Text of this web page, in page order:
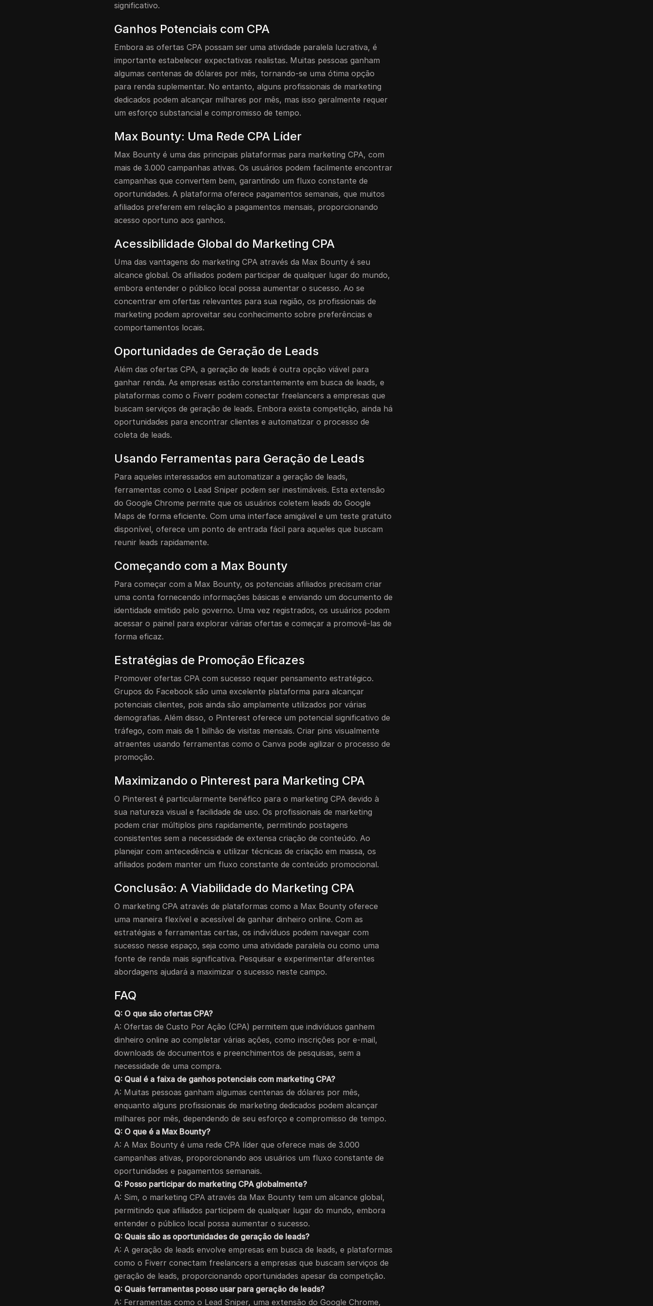
significativo.
Ganhos Potenciais com CPA
Embora as ofertas CPA possam ser uma atividade paralela lucrativa, é
importante estabelecer expectativas realistas. Muitas pessoas ganham
algumas centenas de dólares por mês, tornando-se uma ótima opção
para renda suplementar. No entanto, alguns profissionais de marketing
dedicados podem alcançar milhares por mês, mas isso geralmente requer
um esforço substancial e compromisso de tempo.
Max Bounty: Uma Rede CPA Líder
Max Bounty é uma das principais plataformas para marketing CPA, com
mais de 3.000 campanhas ativas. Os usuários podem facilmente encontrar
campanhas que convertem bem, garantindo um fluxo constante de
oportunidades. A plataforma oferece pagamentos semanais, que muitos
afiliados preferem em relação a pagamentos mensais, proporcionando
acesso oportuno aos ganhos.
Acessibilidade Global do Marketing CPA
Uma das vantagens do marketing CPA através da Max Bounty é seu
alcance global. Os afiliados podem participar de qualquer lugar do mundo,
embora entender o público local possa aumentar o sucesso. Ao se
concentrar em ofertas relevantes para sua região, os profissionais de
marketing podem aproveitar seu conhecimento sobre preferências e
comportamentos locais.
Oportunidades de Geração de Leads
Além das ofertas CPA, a geração de leads é outra opção viável para
ganhar renda. As empresas estão constantemente em busca de leads, e
plataformas como o Fiverr podem conectar freelancers a empresas que
buscam serviços de geração de leads. Embora exista competição, ainda há
oportunidades para encontrar clientes e automatizar o processo de
coleta de leads.
Usando Ferramentas para Geração de Leads
Para aqueles interessados em automatizar a geração de leads,
ferramentas como o Lead Sniper podem ser inestimáveis. Esta extensão
do Google Chrome permite que os usuários coletem leads do Google
Maps de forma eficiente. Com uma interface amigável e um teste gratuito
disponível, oferece um ponto de entrada fácil para aqueles que buscam
reunir leads rapidamente.
Começando com a Max Bounty
Para começar com a Max Bounty, os potenciais afiliados precisam criar
uma conta fornecendo informações básicas e enviando um documento de
identidade emitido pelo governo. Uma vez registrados, os usuários podem
acessar o painel para explorar várias ofertas e começar a promovê-las de
forma eficaz.
Estratégias de Promoção Eficazes
Promover ofertas CPA com sucesso requer pensamento estratégico.
Grupos do Facebook são uma excelente plataforma para alcançar
potenciais clientes, pois ainda são amplamente utilizados por várias
demografias. Além disso, o Pinterest oferece um potencial significativo de
tráfego, com mais de 1 bilhão de visitas mensais. Criar pins visualmente
atraentes usando ferramentas como o Canva pode agilizar o processo de
promoção.
Maximizando o Pinterest para Marketing CPA
O Pinterest é particularmente benéfico para o marketing CPA devido à
sua natureza visual e facilidade de uso. Os profissionais de marketing
podem criar múltiplos pins rapidamente, permitindo postagens
consistentes sem a necessidade de extensa criação de conteúdo. Ao
planejar com antecedência e utilizar técnicas de criação em massa, os
afiliados podem manter um fluxo constante de conteúdo promocional.
Conclusão: A Viabilidade do Marketing CPA
O marketing CPA através de plataformas como a Max Bounty oferece
uma maneira flexível e acessível de ganhar dinheiro online. Com as
estratégias e ferramentas certas, os indivíduos podem navegar com
sucesso nesse espaço, seja como uma atividade paralela ou como uma
fonte de renda mais significativa. Pesquisar e experimentar diferentes
abordagens ajudará a maximizar o sucesso neste campo.
FAQ
Q: O que são ofertas CPA?
A: Ofertas de Custo Por Ação (CPA) permitem que indivíduos ganhem
dinheiro online ao completar várias ações, como inscrições por e-mail,
downloads de documentos e preenchimentos de pesquisas, sem a
necessidade de uma compra.
Q: Qual é a faixa de ganhos potenciais com marketing CPA?
A: Muitas pessoas ganham algumas centenas de dólares por mês,
enquanto alguns profissionais de marketing dedicados podem alcançar
milhares por mês, dependendo de seu esforço e compromisso de tempo.
Q: O que é a Max Bounty?
A: A Max Bounty é uma rede CPA líder que oferece mais de 3.000
campanhas ativas, proporcionando aos usuários um fluxo constante de
oportunidades e pagamentos semanais.
Q: Posso participar do marketing CPA globalmente?
A: Sim, o marketing CPA através da Max Bounty tem um alcance global,
permitindo que afiliados participem de qualquer lugar do mundo, embora
entender o público local possa aumentar o sucesso.
Q: Quais são as oportunidades de geração de leads?
A: A geração de leads envolve empresas em busca de leads, e plataformas
como o Fiverr conectam freelancers a empresas que buscam serviços de
geração de leads, proporcionando oportunidades apesar da competição.
Q: Quais ferramentas posso usar para geração de leads?
A: Ferramentas como o Lead Sniper, uma extensão do Google Chrome,